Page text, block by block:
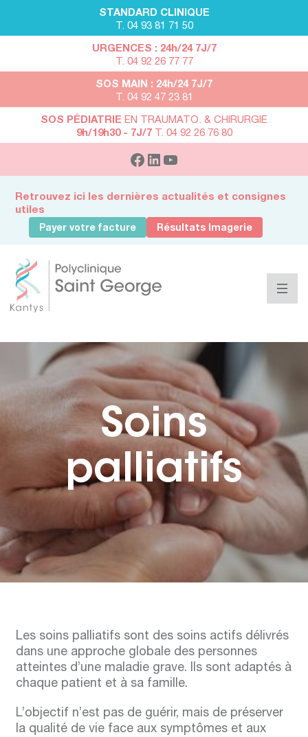
STANDARD CLINIQUE
T. 04 93 81 71 50
URGENCES : 24h/24 7J/7
T. 04 92 26 77 77
SOS MAIN : 24h/24 7J/7
T. 04 92 47 23 81
SOS PÉDIATRIE EN TRAUMATO. & CHIRURGIE
9h/19h30 - 7J/7T. 04 92 26 76 80
Retrouvez ici les dernières actualités et consignes
utiles
Payer votre facture Résultats Imagerie
Soins
palliatifs
Les soins palliatifs sont des soins actifs délivrés
dans une approche globale des personnes
atteintes d’une maladie grave. Ils sont adaptés à
chaque patient et à sa famille.
L’objectif n’est pas de guérir, mais de préserver
la qualité de vie face aux symptômes et aux